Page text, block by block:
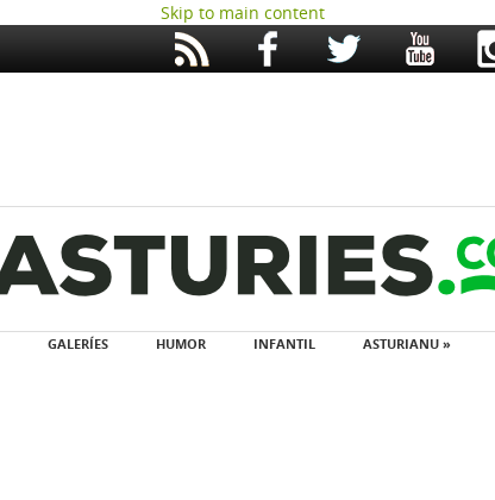
Skip to main content
GALERÍES HUMOR INFANTIL ASTURIANU »